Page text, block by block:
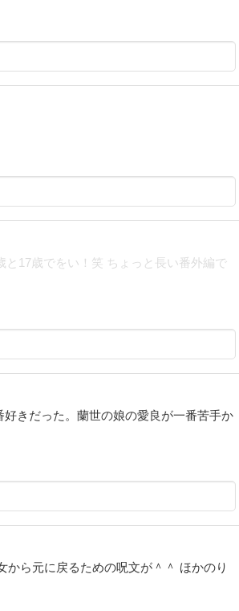
と17歳でをい！笑 ちょっと長い番外編で
きだった。蘭世の娘の愛良が一番苦手か
ら元に戻るための呪文が＾＾ ほかのり